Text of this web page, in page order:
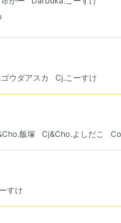
ウダアスカ Cj.こーすけ
飯塚 Cj&Cho.よしだこ
すけ